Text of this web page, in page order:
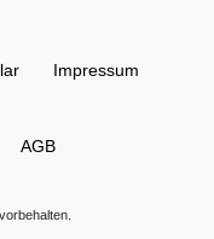
Impressum
AGB